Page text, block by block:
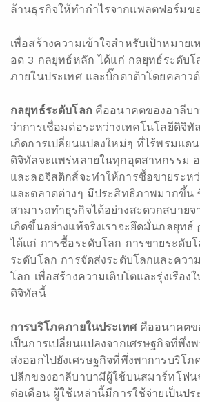
ล้านธุรกิจให้ทำกำไรจากแพลตฟอร์มขอ
เพื่อสร้างความเข้าใจสำหรับเป้าหมายเ
อด 3 กลยุทธ์หลัก ได้แก่ กลยุทธ์ระดับโ
ภายในประเทศ และบิ๊กดาต้าโดยคลาว
กลยุทธ์ระดับโลก คืออนาคตของอาลีบา
ว่าการเชื่อมต่อระหว่างเทคโนโลยีดิจิ
เกิดการเปลี่ยนแปลงใหม่ๆ ที่ไร้พรมแด
ดิจิทัลจะแพร่หลายในทุกอุตสาหกรรม
และลอจิสติกส์จะทำให้การซื้อขายระห
และตลาดต่างๆ มีประสิทธิภาพมากขึ้น
สามารถทำธุรกิจได้อย่างสะดวกสบาย
เกิดขึ้นอย่างแท้จริงเราจะยึดมั่นกลยุท
ได้แก่ การซื้อระดับโลก การขายระดับโ
ระดับโลก การจัดส่งระดับโลกและคว
โลก เพื่อสร้างความเติบโตและรุ่งเรือง
ดิจิทัลนี้
การบริโภคภายในประเทศคืออนาคตข
เป็นการเปลี่ยนแปลงจากเศรษฐกิจที่พึ่ง
ส่งออกไปยังเศรษฐกิจที่พึ่งพาการบริโ
ปลีกของอาลีบาบามีผู้ใช้บนสมาร์ทโฟน
ต่อเดือน ผู้ใช้เหล่านี้มีการใช้จ่ายเป็นป